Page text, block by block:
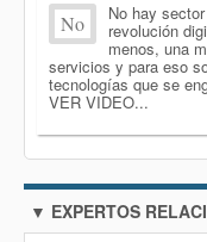
No No hay
revolución
menos, una
servicios y para eso
tecnologías que se
VER VIDEO...
▼ EXPERTOS